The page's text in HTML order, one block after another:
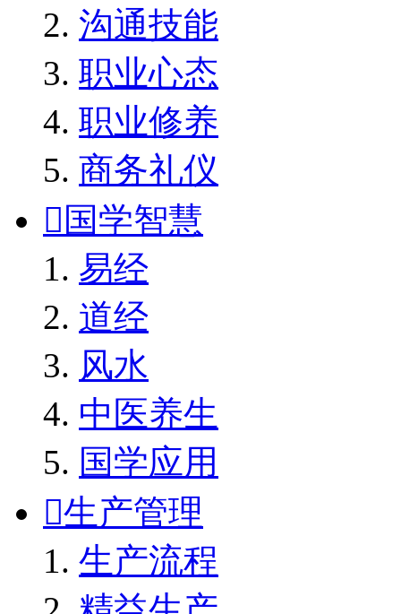
沟通技能
职业心态
职业修养
商务礼仪
国学智慧
易经
道经
风水
中医养生
国学应用
生产管理
生产流程